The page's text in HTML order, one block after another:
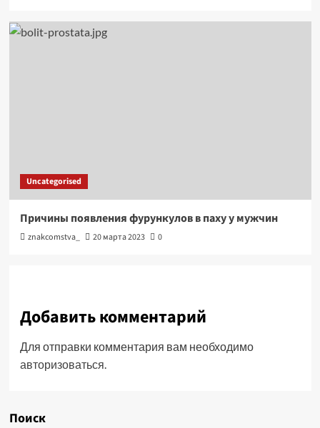
Uncategorised
Причины появления фурункулов в паху у мужчин
znakcomstva_ 20 марта 2023 0
Добавить комментарий
Для отправки комментария вам необходимо
авторизоваться.
Поиск